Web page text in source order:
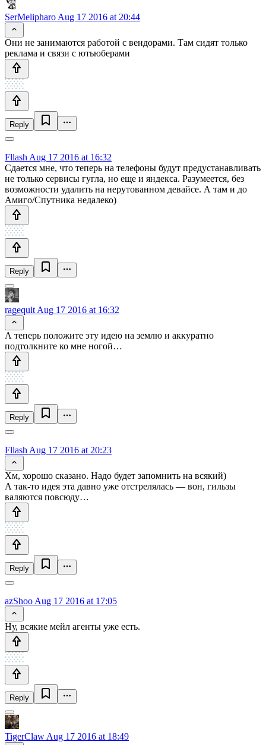
SerMelipharo Aug 17 2016 at 20:44
Они не занимаются работой с вендорами. Там сидят только
реклама и связи с ютьюберами
Reply
Fllash Aug 17 2016 at 16:32
Сдается мне, что теперь на телефоны будут предустанавливать
не только сервисы гугла, но еще и яндекса. Разумеется, без
возможности удалить на нерутованном девайсе. А там и до
Амиго/Спутника недалеко)
Reply
ragequit Aug 17 2016 at 16:32
А теперь положите эту идею на землю и аккуратно
подтолкните ко мне ногой…
Reply
Fllash Aug 17 2016 at 20:23
Хм, хорошо сказано. Надо будет запомнить на всякий)
А так-то идея эта давно уже отстрелялась — вон, гильзы
валяются повсюду…
Reply
azShoo Aug 17 2016 at 17:05
Ну, всякие мейл агенты уже есть.
Reply
TigerClaw Aug 17 2016 at 18:49